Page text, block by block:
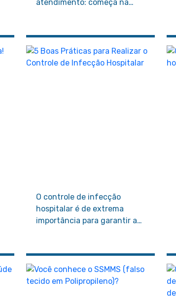
atendimento: começa na
agilidade e eficiência para
toda a equipe.
O controle de infecção
hospitalar é de extrema
importância para garantir a
saúde.